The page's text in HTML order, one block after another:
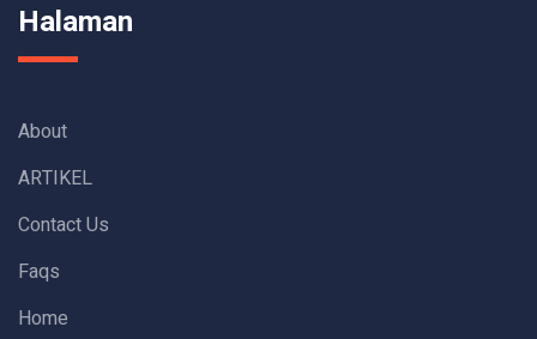
Halaman
About
ARTIKEL
Contact Us
Faqs
Home